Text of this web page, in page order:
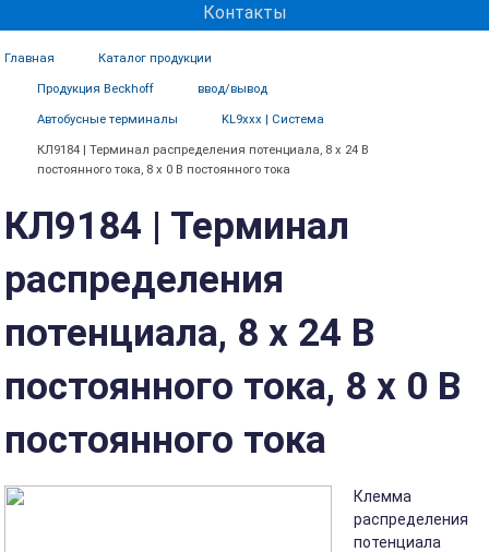
Контакты
Главная Каталог продукции
Продукция Beckhoff ввод/вывод
Автобусные терминалы KL9xxx | Система
КЛ9184 | Терминал распределения потенциала, 8 x 24 В
постоянного тока, 8 x 0 В постоянного тока
КЛ9184 | Терминал
распределения
потенциала, 8 x 24 В
постоянного тока, 8 x 0 В
постоянного тока
Клемма
распределения
потенциала